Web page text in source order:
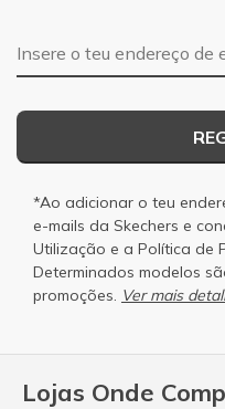
Lojas Onde
Endereço de e-mail
*Ao adicionar o teu
e-mails da Skechers e
Utilização e a Política de
Determinados modelos
promoções. Ver mais